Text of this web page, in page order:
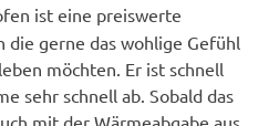
ist eine preiswerte
die gerne das wohlige Gefühl
möchten. Er ist schnell
sehr schnell ab. Sobald das